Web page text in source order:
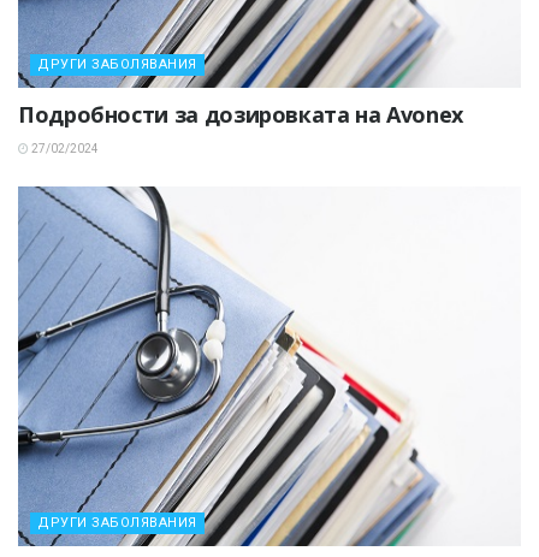
ДРУГИ ЗАБОЛЯВАНИЯ
Подробности за дозировката на Avonex
27/02/2024
ДРУГИ ЗАБОЛЯВАНИЯ